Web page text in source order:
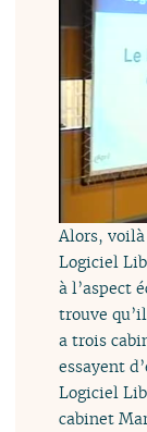
Alors,
Logiciel
à l’aspect
trouve
a trois
essayent
Logiciel
cabinet